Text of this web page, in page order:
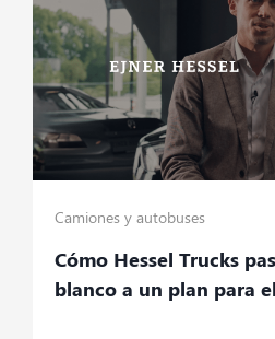
Camiones y autobuses
Cómo Hessel Trucks
blanco a un plan para